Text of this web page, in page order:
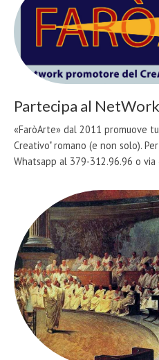
Partecipa al
«FaròArte» dal 2011 promuove
Creativo" romano (e non solo).
Whatsapp al 379-312.96.96 o